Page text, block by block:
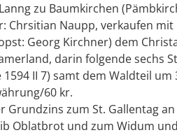
zu Baumkirchen
Chrsitian Naupp, verkaufen
Georg Kirchner) dem
darin folgende sechs
1594 II 7) samt dem Waldteil
60 kr.
Grundzins zum St. Gallentag
Oblatbrot und zum Widum